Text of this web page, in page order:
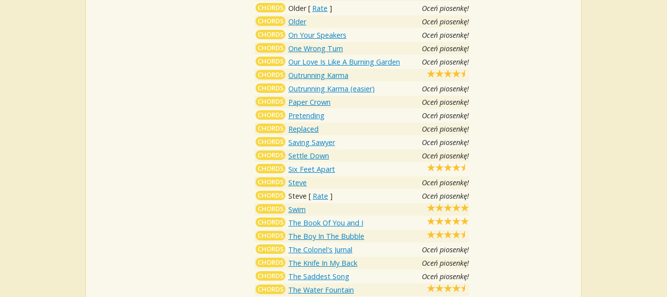
CHORDS Older[ Rate ] Oceń piosenkę!
CHORDS Older Oceń piosenkę!
CHORDS On Your Speakers Oceń piosenkę!
CHORDS One Wrong Turn Oceń piosenkę!
CHORDS Our Love Is Like A Burning Garden Oceń piosenkę!
CHORDS Outrunning Karma
CHORDS Outrunning Karma (easier) Oceń piosenkę!
CHORDS Paper Crown Oceń piosenkę!
CHORDS Pretending Oceń piosenkę!
CHORDS Replaced Oceń piosenkę!
CHORDS Saving Sawyer Oceń piosenkę!
CHORDS Settle Down Oceń piosenkę!
CHORDS Six Feet Apart
CHORDS Steve Oceń piosenkę!
CHORDS Steve [ Rate ] Oceń piosenkę!
CHORDS Swim
CHORDS The Book Of You and I
CHORDS The Boy In The Bubble
CHORDS The Colonel's Jurnal Oceń piosenkę!
CHORDS The Knife In My Back Oceń piosenkę!
CHORDS The Saddest Song Oceń piosenkę!
CHORDS The Water Fountain